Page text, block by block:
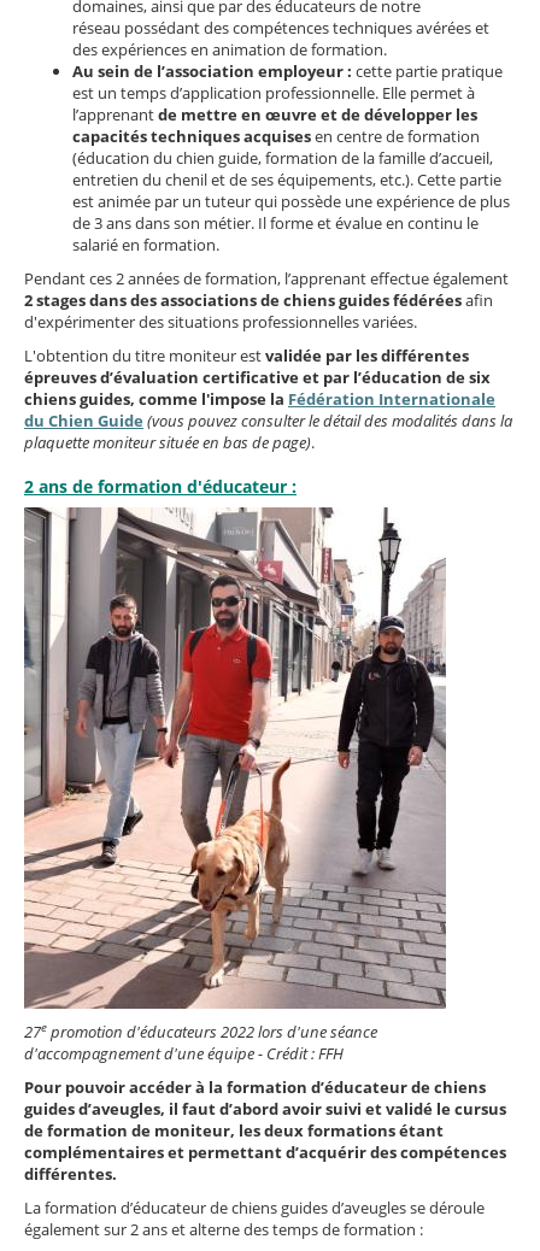
domaines, ainsi que par des éducateurs de notre
réseau possédant des compétences techniques avérées et
des expériences en animation de formation.
Au sein de l’association employeur : cette partie pratique
est un temps d’application professionnelle. Elle permet à
l’apprenantde mettre en œuvre et de développer les
capacités techniques acquisesen centre de formation
(éducation du chien guide, formation de la famille d’accueil,
entretien du chenil et de ses équipements, etc.). Cette partie
est animée par un tuteur qui possède une expérience de plus
de 3 ans dans son métier. Il forme et évalue en continu le
salarié en formation.
Pendant ces 2 années de formation, l’apprenant effectue également
2 stages dans des associations de chiens guides fédéréesafin
d'expérimenter des situations professionnelles variées.
L'obtention du titre moniteur estvalidée par les différentes
épreuves d’évaluation certificative et par l’éducation de six
chiens guides, comme l'impose la Fédération Internationale
du Chien Guide (vous pouvez consulter le détail des modalités dans la
plaquette moniteur située en bas de page).
2 ans de formation d'éducateur :
27e promotion d'éducateurs 2022 lors d'une séance
d'accompagnement d'une équipe - Crédit : FFH
Pour pouvoir accéder à la formation d’éducateur de chiens
guides d’aveugles, il faut d’abord avoir suivi et validé le cursus
de formation de moniteur, les deux formations étant
complémentaires et permettant d’acquérir des compétences
différentes.
La formation d’éducateur de chiens guides d’aveugles se déroule
également sur 2 ans et alterne des temps de formation :